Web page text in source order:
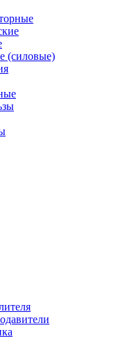
(силовые)